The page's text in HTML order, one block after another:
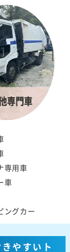
専用車
車
ングカー
やすいト